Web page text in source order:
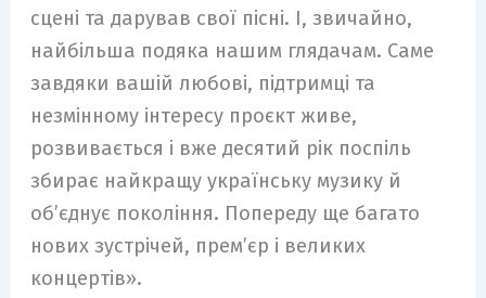
сцені та дарував свої пісні. І, звичайно,
найбільша подяка нашим глядачам. Саме
завдяки вашій любові, підтримці та
незмінному інтересу проєкт живе,
розвивається і вже десятий рік поспіль
збирає найкращу українську музику й
об’єднує покоління. Попереду ще багато
нових зустрічей, прем’єр і великих
концертів».